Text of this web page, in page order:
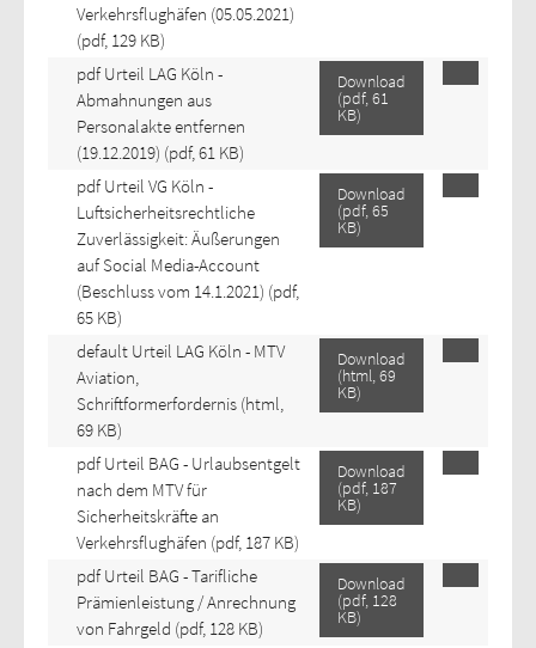
Verkehrsflughäfen (05.05.2021)
(pdf, 129 KB)
pdf Urteil LAG Köln -
Abmahnungen aus
Personalakte entfernen
(19.12.2019) (pdf, 61 KB)
Download
(pdf, 61
KB)
pdf Urteil VG Köln -
Luftsicherheitsrechtliche
Zuverlässigkeit: Äußerungen
auf Social Media-Account
(Beschluss vom 14.1.2021) (pdf,
65 KB)
Download
(pdf, 65
KB)
default Urteil LAG Köln - MTV
Aviation,
Schriftformerfordernis (html,
69 KB)
Download
(html, 69
KB)
pdf Urteil BAG - Urlaubsentgelt
nach dem MTV für
Sicherheitskräfte an
Verkehrsflughäfen (pdf, 187 KB)
Download
(pdf, 187
KB)
pdf Urteil BAG - Tarifliche
Prämienleistung / Anrechnung
von Fahrgeld (pdf, 128 KB)
Download
(pdf, 128
KB)